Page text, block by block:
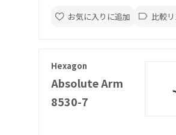
お気に入りに追加 比較
Hexagon
Absolute Arm
8530-7